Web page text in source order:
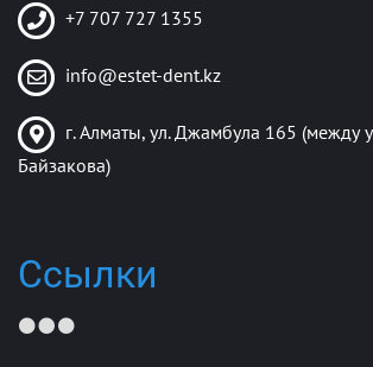
+7 707 727 1355
info@estet-dent.kz
г. Алматы, ул. Джамбула 165 (между
Байзакова)
Ссылки